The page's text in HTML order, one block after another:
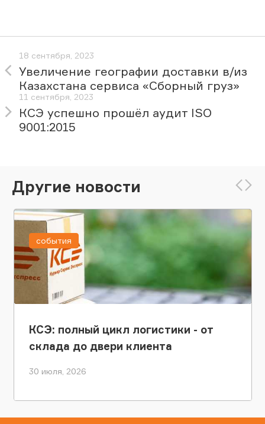
18 сентября, 2023
Увеличение географии доставки в/из
Казахстана сервиса «Сборный груз»
11 сентября, 2023
КСЭ успешно прошёл аудит ISO
9001:2015
Другие новости
КСЭ: полный цикл логистики - от
склада до двери клиента
30 июля, 2026
события